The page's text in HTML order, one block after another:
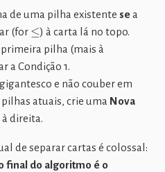
de uma pilha existente se a
(for ≤ ) à carta lá no topo.
primeira pilha (mais à
a Condição 1.
e não couber em
atuais, crie uma Nova
direita.
de separar cartas é colossal:
final do algoritmo é o